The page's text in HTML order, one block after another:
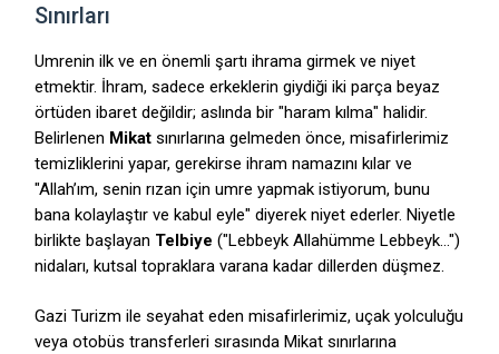
Sınırları
Umrenin ilk ve en önemli şartı ihrama girmek ve niyet
etmektir. İhram, sadece erkeklerin giydiği iki parça beyaz
örtüden ibaret değildir; aslında bir "haram kılma" halidir.
Belirlenen Mikat sınırlarına gelmeden önce, misafirlerimiz
temizliklerini yapar, gerekirse ihram namazını kılar ve
"Allah’ım, senin rızan için umre yapmak istiyorum, bunu
bana kolaylaştır ve kabul eyle" diyerek niyet ederler. Niyetle
birlikte başlayan Telbiye ("Lebbeyk Allahümme Lebbeyk...")
nidaları, kutsal topraklara varana kadar dillerden düşmez.
Gazi Turizm ile seyahat eden misafirlerimiz, uçak yolculuğu
veya otobüs transferleri sırasında Mikat sınırlarına